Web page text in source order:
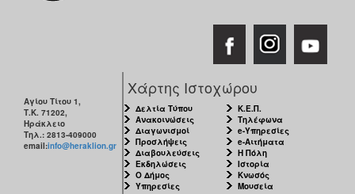
Αγίου Τίτου 1,
Τ.Κ. 71202,
Ηράκλειο
Τηλ.: 2813-409000
email:info@heraklion.gr
Χάρτης Ιστοχώρου
Δελτία Τύπου
Ανακοινώσεις
Διαγωνισμοί
Προσλήψεις
Διαβουλεύσεις
Εκδηλώσεις
Ο Δήμος
Υπηρεσίες
Κ.Ε.Π.
Τηλέφωνα
e-Υπηρεσίες
e-Αιτήματα
Η Πόλη
Ιστορία
Κνωσός
Μουσεία